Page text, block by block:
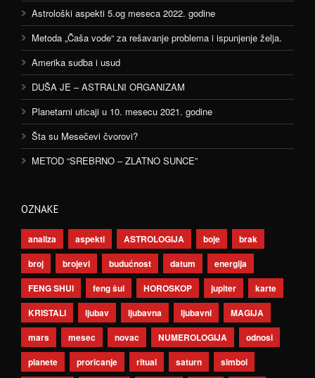
Astrološki aspekti 5.og meseca 2022. godine
Metoda „Čaša vode“ za rešavanje problema i ispunjenje želja.
Amerika sudba i usud
DUŠA JE – ASTRALNI ORGANIZAM
Planetarni uticaji u 10. mesecu 2021. godine
Šta su Mesečevi čvorovi?
METOD “SREBRNO – ZLATNO SUNCE”
OZNAKE
analiza aspekti ASTROLOGIJA boje
brak
broj
brojevi budućnost datum
energija
FENG SHUI
feng šui HOROSKOP jupiter
karte
KRISTALI
ljubav ljubavna ljubavni
MAGIJA
mars
mesec novac NUMEROLOGIJA
odnosi
planete
proricanje ritual saturn simbol